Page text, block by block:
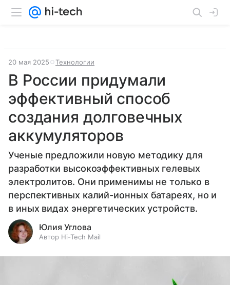
20 мая 2025 Технологии
В России придумали
эффективный способ
создания долговечных
аккумуляторов
Ученые предложили новую методику для
разработки высокоэффективных гелевых
электролитов. Они применимы не только в
перспективных калий-ионных батареях, но и
в иных видах энергетических устройств.
Юлия Углова
Автор Hi-Tech Mail